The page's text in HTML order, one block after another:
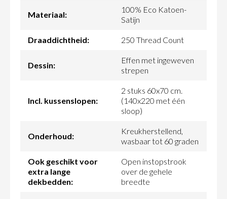
Materiaal:
100% Eco Katoen-
Satijn
Draaddichtheid: 250 Thread Count
Dessin:
Effen met ingeweven
strepen
Incl. kussenslopen:
2 stuks 60x70 cm.
(140x220 met één
sloop)
Onderhoud:
Kreukherstellend,
wasbaar tot 60 graden
Ook geschikt voor
extra lange
dekbedden:
Open instopstrook
over de gehele
breedte